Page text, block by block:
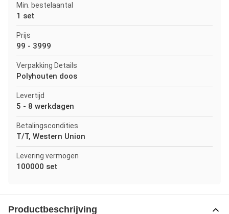
Min. bestelaantal
1 set
Prijs
99 - 3999
Verpakking Details
Polyhouten doos
Levertijd
5 - 8 werkdagen
Betalingscondities
T/T, Western Union
Levering vermogen
100000 set
Productbeschrijving